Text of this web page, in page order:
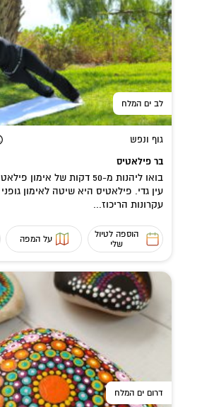
לב ים המלח
גוף ונפש
בר פילאטיס
בואו ליהנות מ-50 דקות של
עין גדי. פילאטיס היא שיטה לאימון
עקרונות הריכוז...
הוספה לטיול
שלי
על המפה
דרום ים המלח